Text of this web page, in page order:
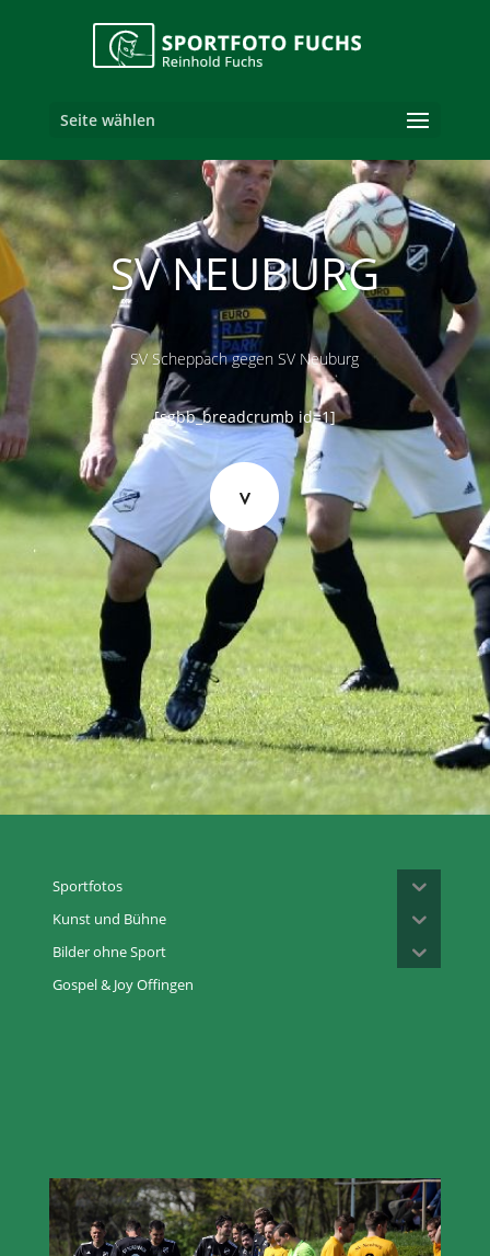
Seite wählen
SV NEUBURG
SV Scheppach gegen SV Neuburg
[sgbb_breadcrumb id=1]
Sportfotos
Kunst und Bühne
Bilder ohne Sport
Gospel & Joy Offingen